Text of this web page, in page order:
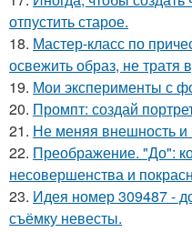
отпустить старое.
18. Мастер-класс по
освежить образ, не
19. Мои эксперименты с
20. Промпт: создай
21. Не меняя внешность и
22. Преображение. "До":
несовершенства и
23. Идея номер 309487 -
съёмку невесты.